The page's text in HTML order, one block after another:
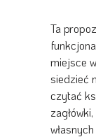
Ta
miejsce
siedzieć
czytać